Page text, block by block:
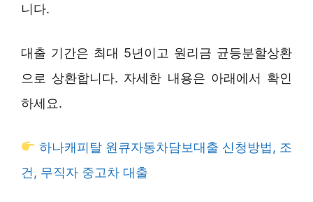
니다.
대출 기간은 최대 5년이고 원리금 균등분할상환
으로 상환합니다. 자세한 내용은 아래에서 확인
하세요.
하나캐피탈 원큐자동차담보대출 신청방법, 조
건, 무직자 중고차 대출